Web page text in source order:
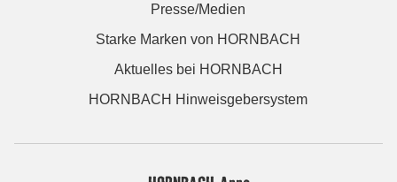
Presse/Medien
Starke Marken von HORNBACH
Aktuelles bei HORNBACH
HORNBACH Hinweisgebersystem